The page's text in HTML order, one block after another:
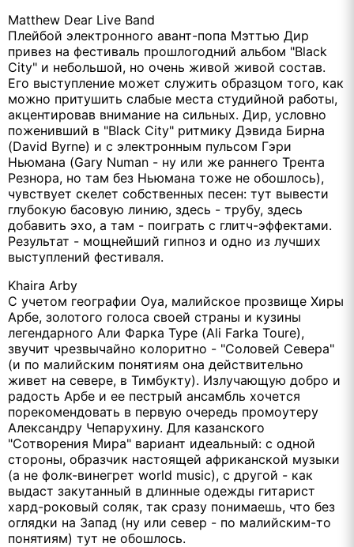
Matthew Dear Live Band
Плейбой электронного авант-попа Мэттью Дир
привез на фестиваль прошлогодний альбом "Black
City" и небольшой, но очень живой живой состав.
Его выступление может служить образцом того, как
можно притушить слабые места студийной работы,
акцентировав внимание на сильных. Дир, условно
поженивший в "Black City" ритмику Дэвида Бирна
(David Byrne) и с электронным пульсом Гэри
Ньюмана (Gary Numan - ну или же раннего Трента
Резнора, но там без Ньюмана тоже не обошлось),
чувствует скелет собственных песен: тут вывести
глубокую басовую линию, здесь - трубу, здесь
добавить эхо, а там - поиграть с глитч-эффектами.
Результат - мощнейший гипноз и одно из лучших
выступлений фестиваля.
Khaira Arby
С учетом географии Oya, малийское прозвище Хиры
Арбе, золотого голоса своей страны и кузины
легендарного Али Фарка Туре (Ali Farka Toure),
звучит чрезвычайно колоритно - "Соловей Севера"
(и по малийским понятиям она действительно
живет на севере, в Тимбукту). Излучающую добро и
радость Арбе и ее пестрый ансамбль хочется
порекомендовать в первую очередь промоутеру
Александру Чепарухину. Для казанского
"Сотворения Мира" вариант идеальный: с одной
стороны, образчик настоящей африканской музыки
(а не фолк-винегрет world music), с другой - как
выдаст закутанный в длинные одежды гитарист
хард-роковый соляк, так сразу понимаешь, что без
оглядки на Запад (ну или север - по малийским-то
понятиям) тут не обошлось.